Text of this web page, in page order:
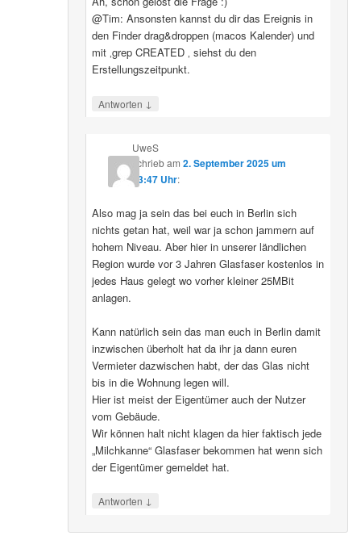
@Tim: Ansonsten kannst du dir das Ereignis in
den Finder drag&droppen (macos Kalender) und
mit ‚grep CREATED ‚ siehst du den
Erstellungszeitpunkt.
Antworten ↓
UweS
schriebam 2. September 2025 um
13:47 Uhr:
Also mag ja sein das bei euch in Berlin sich
nichts getan hat, weil war ja schon jammern auf
hohem Niveau. Aber hier in unserer ländlichen
Region wurde vor 3 Jahren Glasfaser kostenlos in
jedes Haus gelegt wo vorher kleiner 25MBit
anlagen.
Kann natürlich sein das man euch in Berlin damit
inzwischen überholt hat da ihr ja dann euren
Vermieter dazwischen habt, der das Glas nicht
bis in die Wohnung legen will.
Hier ist meist der Eigentümer auch der Nutzer
vom Gebäude.
Wir können halt nicht klagen da hier faktisch jede
„Milchkanne“ Glasfaser bekommen hat wenn sich
der Eigentümer gemeldet hat.
Antworten ↓